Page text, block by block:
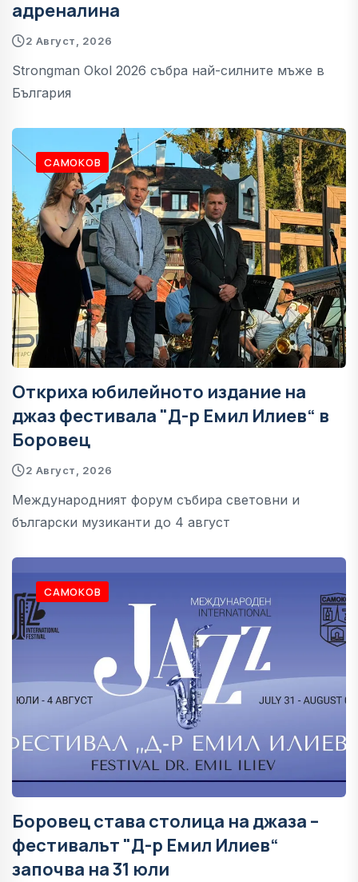
адреналина
2 Август, 2026
Strongman Okol 2026 събра най-силните мъже в
България
САМОКОВ
Откриха юбилейното издание на
джаз фестивала "Д-р Емил Илиев“ в
Боровец
2 Август, 2026
Международният форум събира световни и
български музиканти до 4 август
САМОКОВ
Боровец става столица на джаза –
фестивалът "Д-р Емил Илиев“
започва на 31 юли